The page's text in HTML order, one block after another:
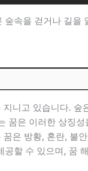
속을 걷거나 길을
니고 있습니다.
은 이러한 상징
은 방황, 혼란, 불
할 수 있으며, 꿈